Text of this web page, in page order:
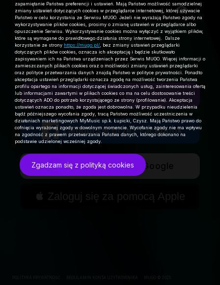
Hasło
Zapomniałeś hasła?
Zarejestruj się
Prześlij ponownie e-mail potwierdzający
Zaloguj
Zaloguj się przez Facebook
Zaloguj się przez Google
 Zaloguj się za pomocą Apple
POLITYKA PRYWATNOŚĆ REGULAMIN KONTA UŻYTKOWNIKA
zapamiętanie Państwa preferencji i ustawień. Mają Państwo możliwość samodzielnej
zmiany ustawień dotyczących cookies w przeglądarce internetowej, której używacie
Państwo w celu korzystania ze Serwisu MUGO. Jeżeli nie wyrażają Państwo zgody na
wykorzystywanie plików cookies, prosimy o zmianę ustawień w przeglądarce albo
opuszczenie Serwisu. Wykorzystywanie cookies można wyłączyć z wyjątkiem plików,
które są wymagane do prawidłowego działania strony internetowej. Dalsze
korzystanie ze strony https://mugo.pl/ , bez zmiany ustawień przeglądarki
dotyczących plików cookies, oznacza ich akceptację i będzie skutkowało
zapisywaniem ich na Państwa urządzeniach przez Serwis MUGO. Więcej informacji o
zamieszczanych plikach cookies oraz o możliwości zmiany ustawień przeglądarki
oraz polityce przetwarzania danych znajdą Państwo w polityce prywatności. Ponadto
akceptacja ustawień przeglądarki oznacza zgodę na możliwość tworzenia Państwa
profilu opartego na informacji dotyczącej świadczonych usług, zainteresowania ofertą
lub informacjami zawartymi w plikach cookies co ma na celu dostosowanie treści
dotyczących ADO do potrzeb korzystającego ze strony (profilowanie). Akceptacja
ustawień oznacza ponadto, że zgoda jest dobrowolna. W przypadku nieudzielenia
bądź późniejszego wycofania zgody, tracą Państwo możliwość uczestniczenia w
działaniach marketingowych MyMusic sp.k. Łupicki, Czysz. Mają Państwo prawo do
cofnięcia wyrażonej zgody w dowolnym momencie. Wycofanie zgody nie ma wpływu
na zgodność z prawem przetwarzania Państwa danych, którego dokonano na
podstawie udzielonej wcześniej zgody.
Zgadzam się z polityką cookies